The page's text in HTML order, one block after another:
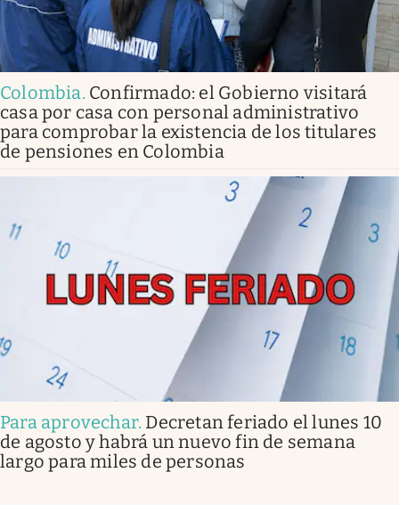
Colombia. Confirmado: el Gobierno visitará
casa por casa con personal administrativo
para comprobar la existencia de los titulares
de pensiones en Colombia
Para aprovechar. Decretan feriado el lunes 10
de agosto y habrá un nuevo fin de semana
largo para miles de personas